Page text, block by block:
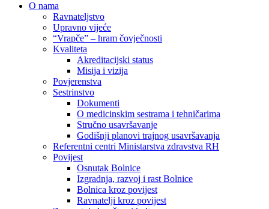
O nama
Ravnateljstvo
Upravno vijeće
“Vrapče” – hram čovječnosti
Kvaliteta
Akreditacijski status
Misija i vizija
Povjerenstva
Sestrinstvo
Dokumenti
O medicinskim sestrama i tehničarima
Stručno usavršavanje
Godišnji planovi trajnog usavršavanja
Referentni centri Ministarstva zdravstva RH
Povijest
Osnutak Bolnice
Izgradnja, razvoj i rast Bolnice
Bolnica kroz povijest
Ravnatelji kroz povijest